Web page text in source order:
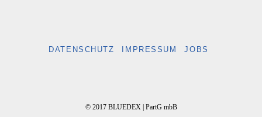
DATENSCHUTZ IMPRESSUM JOBS
© 2017 BLUEDEX | PartG mbB